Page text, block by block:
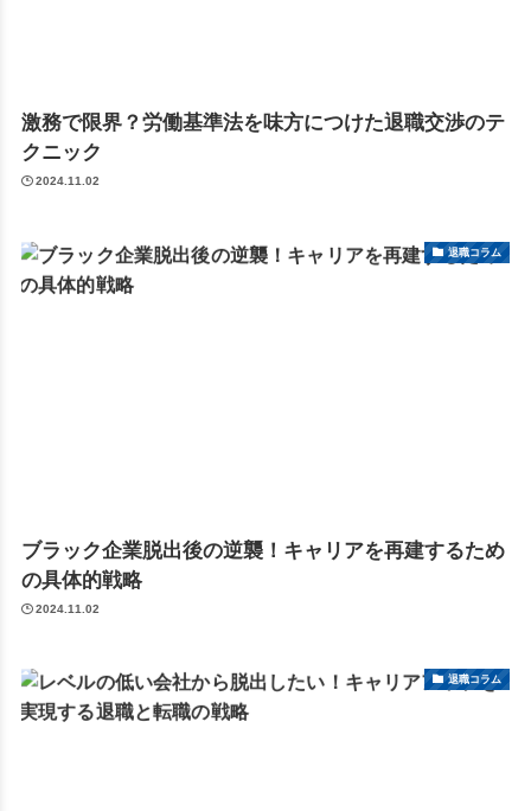
激務で限界？労働基準法を味方につけた退職交渉のテ
クニック
2024.11.02
退職コラム
ブラック企業脱出後の逆襲！キャリアを再建するため
の具体的戦略
2024.11.02
退職コラム